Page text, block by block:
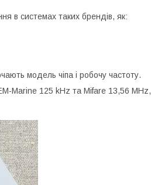
в системах таких брендів, як:
модель чіпа і робочу частоту.
Marine 125 kHz та Mifare 13,56 MHz,